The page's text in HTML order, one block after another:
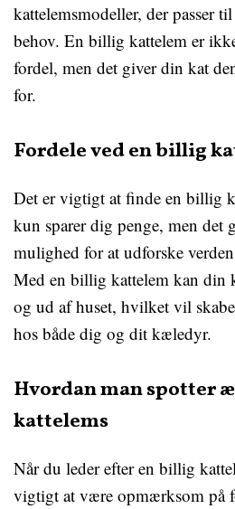
kattelemsmodeller, der passer
behov. En billig kattelem er
fordel, men det giver din kat
for.
Fordele ved en billig
Det er vigtigt at finde en billig
kun sparer dig penge, men det
mulighed for at udforske
Med en billig kattelem kan din
og ud af huset, hvilket vil
hos både dig og dit kæledyr.
Hvordan man spotter
kattelems
Når du leder efter en billig
vigtigt at være opmærksom på